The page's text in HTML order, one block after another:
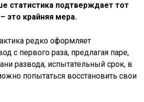
статистика подтверждает тот
это крайняя мера.
редко оформляет
с первого раза, предлагая паре,
развода, испытательный срок, в
попытаться восстановить свои